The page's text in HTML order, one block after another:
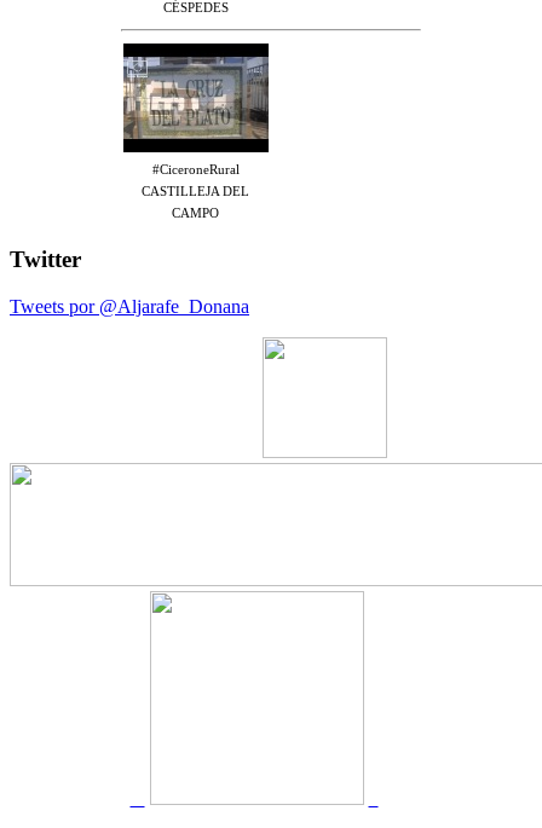
CÉSPEDES
#CiceroneRural
CASTILLEJA DEL
CAMPO
Twitter
Tweets por @Aljarafe_Donana